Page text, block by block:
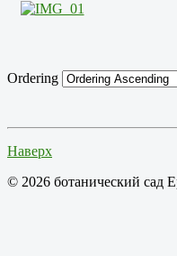
Ordering
Наверх
© 2026 ботанический сад